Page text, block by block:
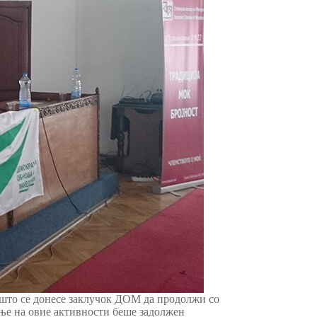
се донесе заклучок ДОМ да продолжи со
на овие активности беше задолжен